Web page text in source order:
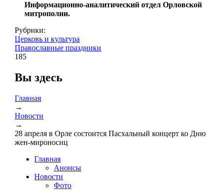
Информационно-аналитический отдел Орловской
митрополии.
Рубрики:
Церковь и культура
Православные праздники
185
Вы здесь
Главная
→
Новости
→
28 апреля в Орле состоится Пасхальный концерт ко Дню
жен-мироносиц
Главная
Анонсы
Новости
Фото